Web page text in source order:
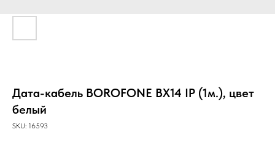
Дата-кабель BOROFONE BX14 IP (1м.), цвет
белый
SKU: 16593